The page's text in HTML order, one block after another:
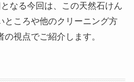
なる今回は、この天然石けん
ところや他のクリーニング方
視点でご紹介します。